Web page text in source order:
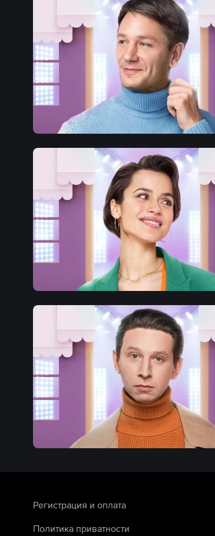
Регистрация и оплата
Политика приватности